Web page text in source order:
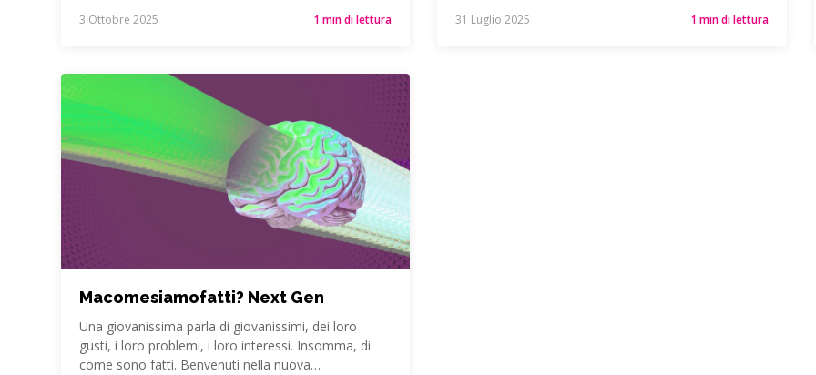
3 Ottobre 2025 1 min di lettura 31 Luglio 2025 1 min di lettura
Macomesiamofatti? Next Gen
Una giovanissima parla di giovanissimi, dei loro
gusti, i loro problemi, i loro interessi. Insomma, di
come sono fatti. Benvenuti nella nuova…